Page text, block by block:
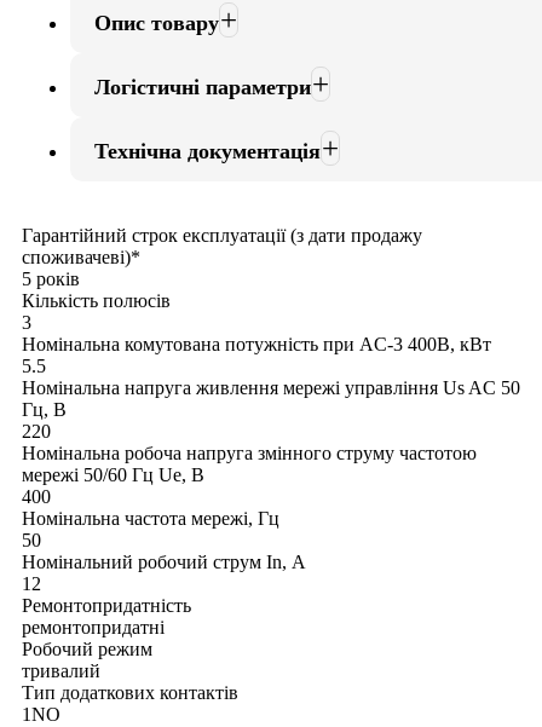
Опис товару
Логістичні параметри
Технічна документація
Гарантійний строк експлуатації (з дати продажу
споживачеві)*
5 років
Кількість полюсів
3
Номінальна комутована потужність при AC-3 400В, кВт
5.5
Номінальна напруга живлення мережі управління Us AC 50
Гц, В
220
Номінальна робоча напруга змінного струму частотою
мережі 50/60 Гц Ue, В
400
Номінальна частота мережі, Гц
50
Номінальний робочий струм In, А
12
Ремонтопридатність
ремонтопридатні
Робочий режим
тривалий
Тип додаткових контактів
1NO